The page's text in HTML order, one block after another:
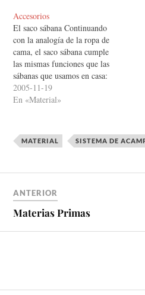
Accesorios
El saco sábana Continuando
con la analogía de la ropa de
cama, el saco sábana cumple
las mismas funciones que las
sábanas que usamos en casa:
proteger la capa aislante de la
suciedad y proporcionar un
aislante (la manta o edredón)
…
2005-11-19
En «Material»
MATERIAL SISTEMA DE
ANTERIOR
Materias Primas